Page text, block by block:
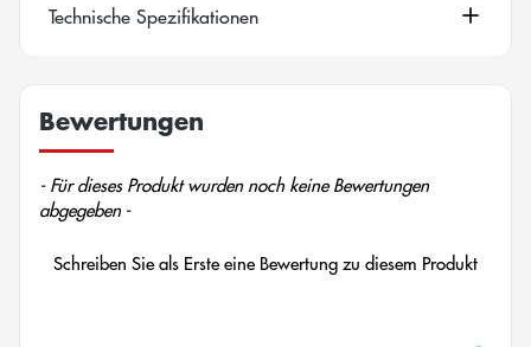
Technische Spezifikationen
Bewertungen
- Für dieses Produkt wurden noch keine Bewertungen
abgegeben -
Schreiben Sie als Erste eine Bewertung zu diesem Produkt
New content loaded